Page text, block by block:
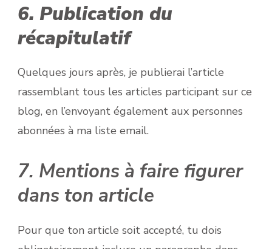
6. Publication du
récapitulatif
Quelques jours après, je publierai l’article
rassemblant tous les articles participant sur ce
blog, en l’envoyant également aux personnes
abonnées à ma liste email.
7. Mentions à faire figurer
dans ton article
Pour que ton article soit accepté, tu dois